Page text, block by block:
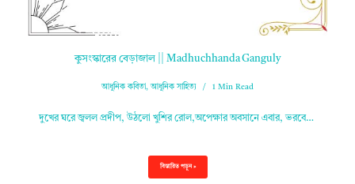
কুসংস্কারের বেড়াজাল || Madhuchhanda Ganguly
আধুনিক কবিতা,আধুনিক সাহিত্য 1 Min Read
দুখের ঘরে জ্বলল প্রদীপ, উঠলো খুশির রোল,অপেক্ষার অবসানে এবার, ভরবে…
বিস্তারিত পড়ুন »